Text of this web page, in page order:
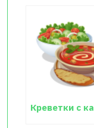
Креветки с